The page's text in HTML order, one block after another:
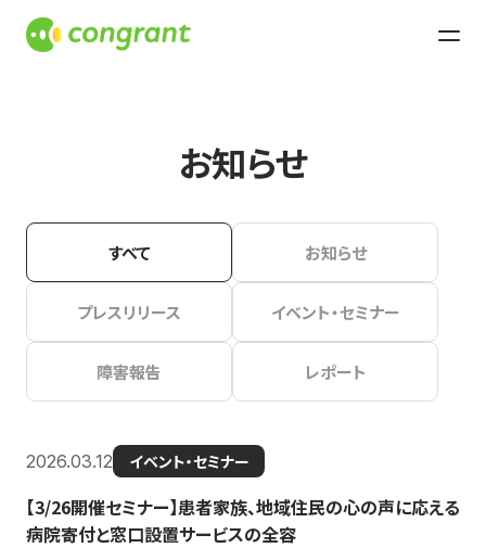
お知らせ
すべて お知らせ
プレスリリース イベント・セミナー
障害報告 レポート
2026.03.12 イベント・セミナー
【3/26開催セミナー】患者家族、地域住民の心の声に応える
病院寄付と窓口設置サービスの全容